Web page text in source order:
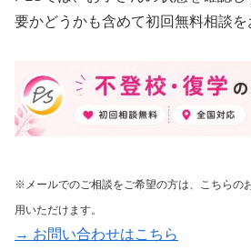
要かどうかも含めて初回無料相談を
※メールでのご相談をご希望の方は、こちらの
用いただけます。
→ お問い合わせはこちら